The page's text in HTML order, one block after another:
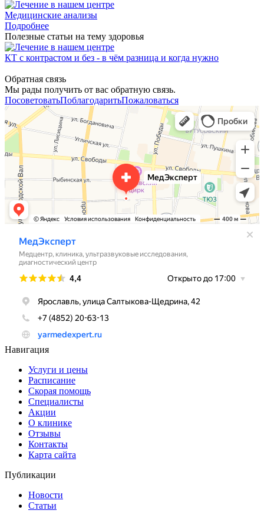
Медицинские анализы
Подробнее
Полезные статьи на тему здоровья
КТ с контрастом и без - в чём разница и когда нужно
Обратная связь
Мы рады получить от вас обратную связь.
ПосоветоватьПоблагодаритьПожаловаться
Навигация
Услуги и цены
Расписание
Скорая помощь
Специалисты
Акции
О клинике
Отзывы
Контакты
Карта сайта
Публикации
Новости
Статьи